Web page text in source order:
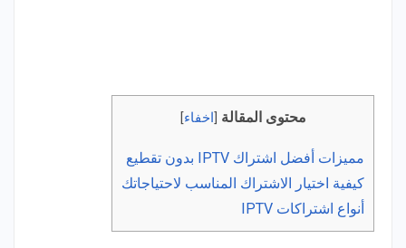
محتوى المقالة اخفاء
مميزات أفضل اشتراك IPTV بدون تقطيع
كيفية اختيار الاشتراك المناسب لاحتياجاتك
أنواع اشتراكات IPTV